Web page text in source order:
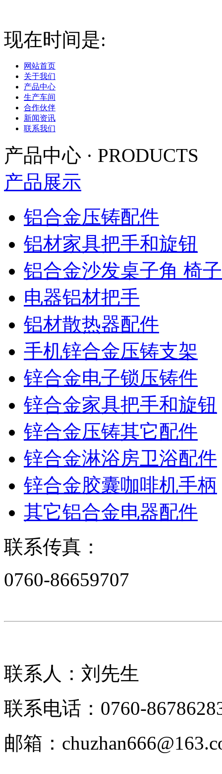
现在时间是:
网站首页
关于我们
产品中心
生产车间
合作伙伴
新闻资讯
联系我们
产品中心 · PRODUCTS
产品展示
铝合金压铸配件
铝材家具把手和旋钮
铝合金沙发桌子角 椅
电器铝材把手
铝材散热器配件
手机锌合金压铸支架
锌合金电子锁压铸件
锌合金家具把手和旋钮
锌合金压铸其它配件
锌合金淋浴房卫浴配件
锌合金胶囊咖啡机手柄
其它铝合金电器配件
联系传真：
0760-86659707
联系人：刘先生
联系电话：0760-
邮箱：